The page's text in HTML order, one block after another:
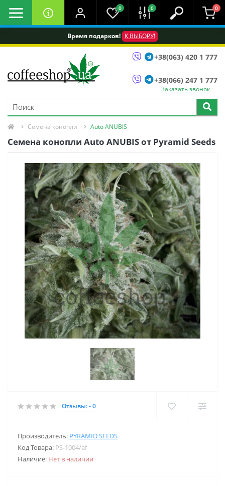
Время подарков! К ВЫБОРУ!
0 0 0
+38(063) 420 1 777
+38(066) 247 1 777
Заказать звонок
Семена конопли Auto ANUBIS
Семена конопли Auto ANUBIS oт Pyramid Seeds
Отзывы: - 0
Производитель: PYRAMID SEEDS
Код Товара: PS-1004/af
Наличие: Нет в наличии